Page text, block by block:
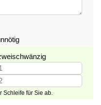
Schleife für Sie ab.